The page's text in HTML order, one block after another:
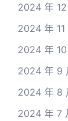
2024 年 12
2024 年 11
2024 年 10
2024 年 9
2024 年 8
2024 年 7